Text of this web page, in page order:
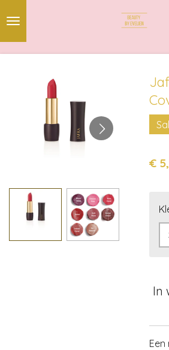
hoofdinhoud
€
In